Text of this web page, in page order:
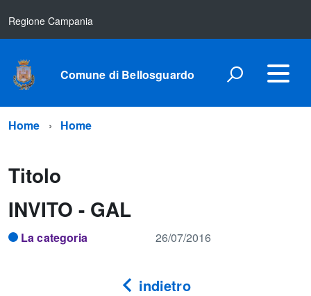
Regione Campania
Comune di Bellosguardo
Home Home
Titolo
INVITO - GAL
La categoria 26/07/2016
indietro